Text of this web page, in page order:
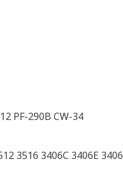
PF-290B CW-34
3516 3406C 3406E